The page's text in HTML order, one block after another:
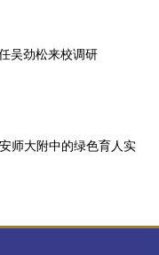
吴劲松来校调研
安师大附中的绿色育人实